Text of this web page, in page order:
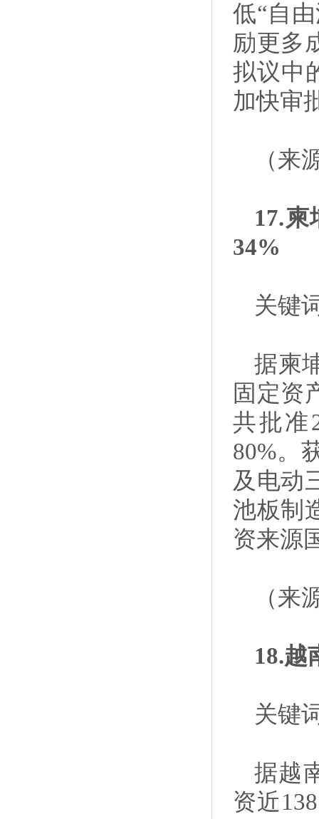
低“自
励更多
拟议中
加快审
（来
17.
34%
关键
据柬
固定资
共批准
80%。
及电动
池板制
资来源
（来
18.越
关键
据越
资近